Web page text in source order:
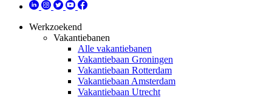
Werkzoekend
Vakantiebanen
Alle vakantiebanen
Vakantiebaan Groningen
Vakantiebaan Rotterdam
Vakantiebaan Amsterdam
Vakantiebaan Utrecht